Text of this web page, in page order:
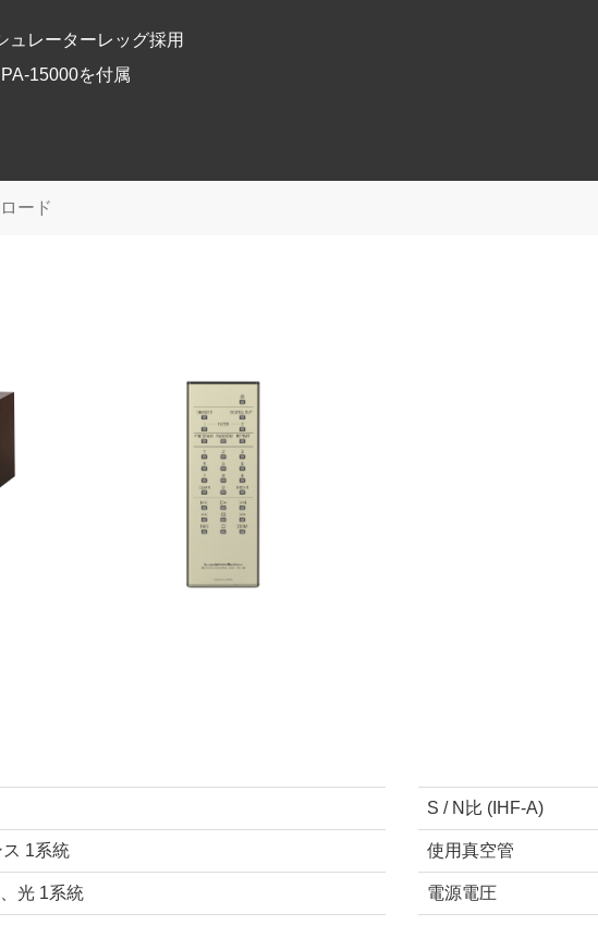
ュレーターレッグ採用
15000を付属
ード
1系統
光 1系統
S / N比 (IHF-A)
使用真空管
電源電圧